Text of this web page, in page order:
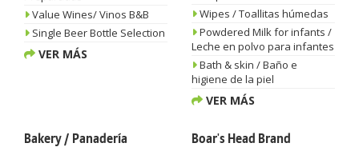
Value Wines/ Vinos B&B
Single Beer Bottle Selection
VER MÁS
Wipes / Toallitas húmedas
Powdered Milk for infants /
Leche en polvo para infantes
Bath & skin / Baño e
higiene de la piel
VER MÁS
Bakery / Panadería Boar's Head Brand